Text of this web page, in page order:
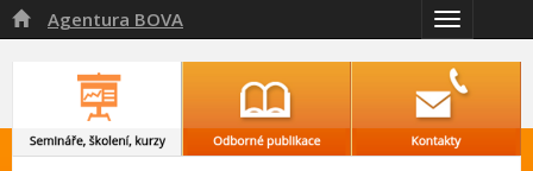
Přepnout
navigaci
 Agentura BOVA